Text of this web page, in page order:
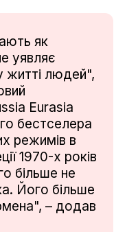
як
уявляє
житті людей",
Eurasia
бестселера
режимів в
1970-х років
більше не
Його більше
– додав